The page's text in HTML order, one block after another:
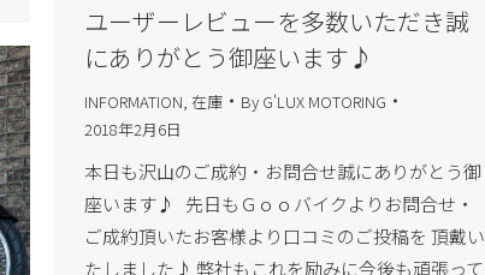
ユーザーレビューを多数いただき誠
にありがとう御座います♪
INFORMATION 在庫 By G'LUX MOTORING
2018年2月6日
本日も沢山のご成約・お問合せ誠にありがとう御
座います♪ 先日もＧｏｏバイクよりお問合せ・
ご成約頂いたお客様より口コミのご投稿を 頂戴い
たしました♪ 弊社もこれを励みに今後も頑張って